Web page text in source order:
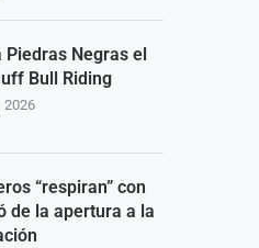
Piedras Negras el
Bull Riding
2026
“respiran” con
de la apertura a la